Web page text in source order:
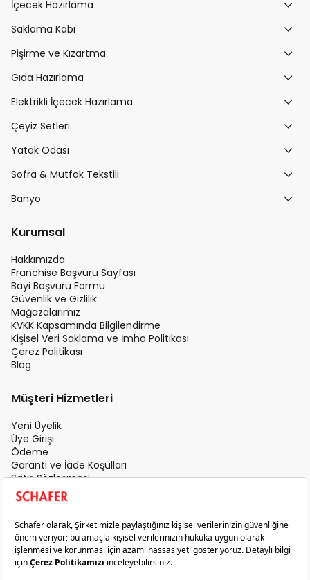
İçecek Hazırlama
Saklama Kabı
Pişirme ve Kızartma
Gıda Hazırlama
Elektrikli İçecek Hazırlama
Çeyiz Setleri
Yatak Odası
Sofra & Mutfak Tekstili
Banyo
Kurumsal
Hakkımızda
Franchise Başvuru Sayfası
Bayi Başvuru Formu
Güvenlik ve Gizlilik
Mağazalarımız
KVKK Kapsamında Bilgilendirme
Kişisel Veri Saklama ve İmha Politikası
Çerez Politikası
Blog
Müşteri Hizmetleri
Yeni Üyelik
Üye Girişi
Ödeme
Garanti ve İade Koşulları
Satış Sözleşmesi
Üyelik Sözleşmesi
İletişim
Teslimat Koşulları
Gizlilik ve Güvenlik
Sık Sorulan Sorular
Satış Sonrası Hizmet